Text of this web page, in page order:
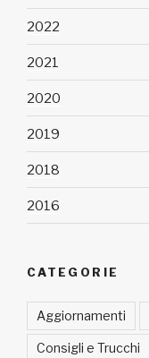
2022
2021
2020
2019
2018
2016
CATEGORIE
Aggiornamenti
Consigli e Trucchi